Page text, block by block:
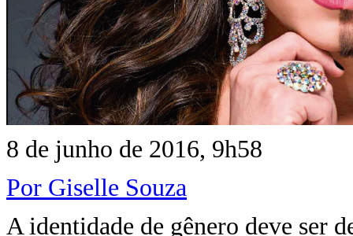
8 de junho de 2016, 9h58
Por Giselle Souza
A identidade de gênero deve ser